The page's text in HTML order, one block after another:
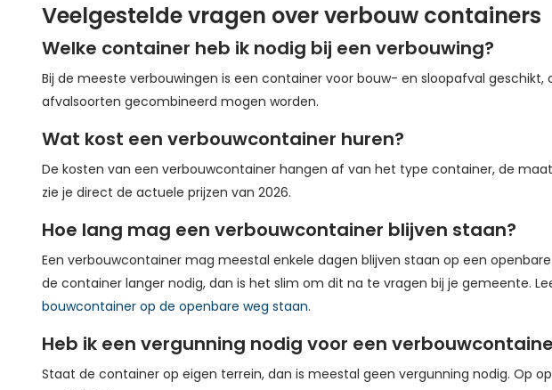
Veelgestelde vragen over verbouw containers
Welke container heb ik nodig bij een verbouwing?
Bij de meeste verbouwingen is een container voor bouw- en sloopafval geschikt,
afvalsoorten gecombineerd mogen worden.
Wat kost een verbouwcontainer huren?
De kosten van een verbouwcontainer hangen af van het type container, de
zie je direct de actuele prijzen van 2026.
Hoe lang mag een verbouwcontainer blijven staan?
Een verbouwcontainer mag meestal enkele dagen blijven staan op een
de container langer nodig, dan is het slim om dit na te vragen bij je gemeente.
bouwcontainer op de openbare weg staan.
Heb ik een vergunning nodig voor een
Staat de container op eigen terrein, dan is meestal geen vergunning nodig. Op